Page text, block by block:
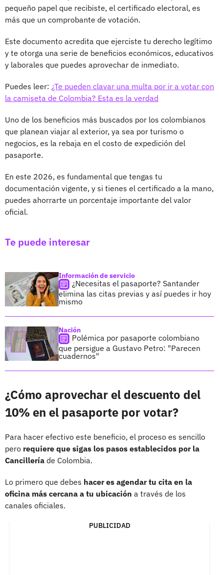
pequeño papel que recibiste, el certificado electoral, es
más que un comprobante de votación.
Este documento acredita que ejerciste tu derecho legítimo
y te otorga una serie de beneficios económicos, educativos
y laborales que puedes aprovechar de inmediato.
Puedes leer: ¿Te pueden clavar una multa por ir a votar con
la camiseta de Colombia? Esta es la verdad
Uno de los beneficios más buscados por los colombianos
que planean viajar al exterior, ya sea por turismo o
negocios, es la rebaja en el costo de expedición del
pasaporte.
En este 2026, es fundamental que tengas tu
documentación vigente, y si tienes el certificado a la mano,
puedes ahorrarte un porcentaje importante del valor
oficial.
Te puede interesar
Información de servicio
¿Necesitas el pasaporte? Santander
elimina las citas previas y así puedes ir hoy
mismo
Nación
Polémica por pasaporte colombiano
que persigue a Gustavo Petro: "Parecen
cuadernos"
¿Cómo aprovechar el descuento del
10% en el pasaporte por votar?
Para hacer efectivo este beneficio, el proceso es sencillo
pero requiere que sigas los pasos establecidos por la
Cancillería de Colombia.
Lo primero que debes hacer es agendar tu cita en la
oficina más cercana a tu ubicación a través de los
canales oficiales.
PUBLICIDAD